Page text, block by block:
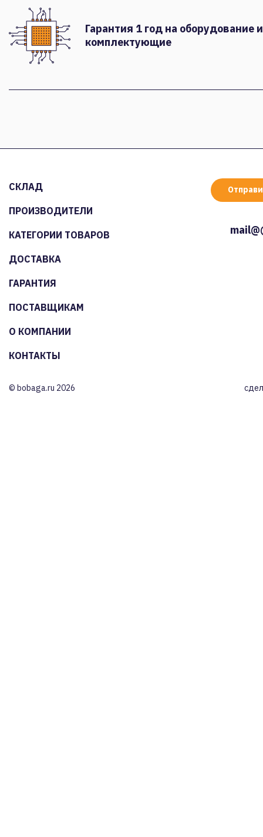
Гарантия 1 год на оборудование и
комплектующие
СКЛАД
ПРОИЗВОДИТЕЛИ
КАТЕГОРИИ ТОВАРОВ
ДОСТАВКА
ГАРАНТИЯ
ПОСТАВЩИКАМ
О КОМПАНИИ
КОНТАКТЫ
© bobaga.ru 2026